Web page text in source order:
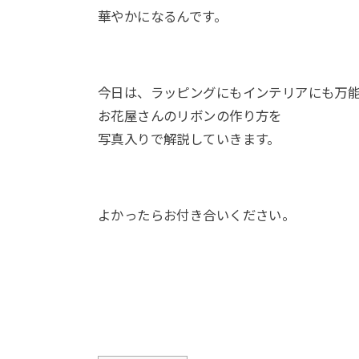
華やかになるんです。
今日は、ラッピングにもインテリアにも万
お花屋さんのリボンの作り方を
写真入りで解説していきます。
よかったらお付き合いください。